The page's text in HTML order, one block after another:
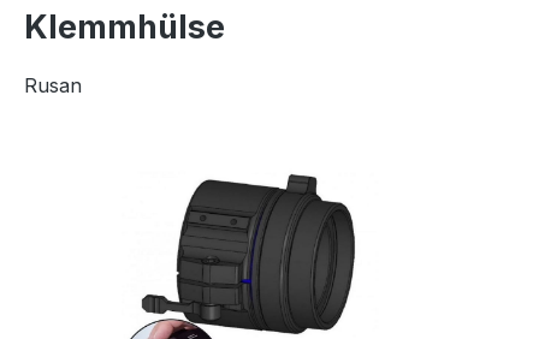
Klemmhülse
Rusan